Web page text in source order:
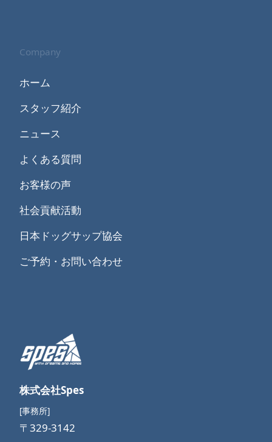
Company
ホーム
スタッフ紹介
ニュース
よくある質問
お客様の声
社会貢献活動
日本ドッグサップ協会
ご予約・お問い合わせ
株式会社Spes
[事務所]
〒329-3142